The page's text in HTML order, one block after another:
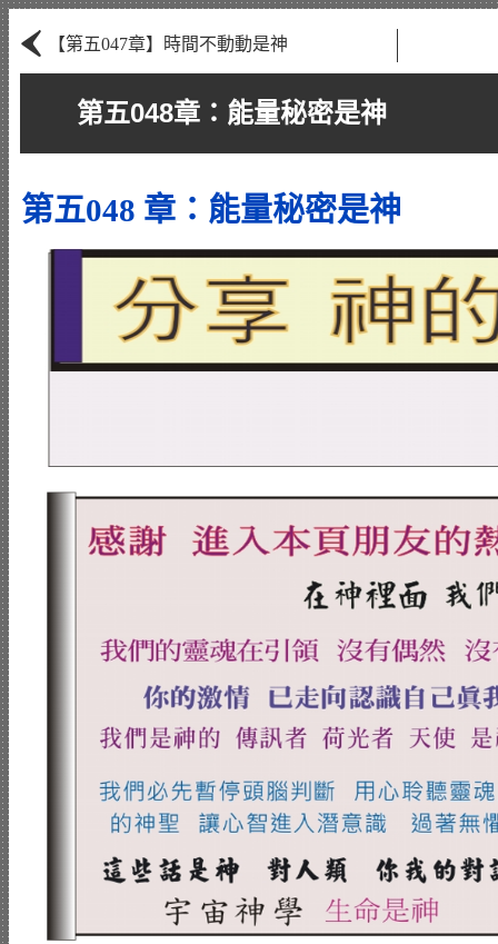
‹ 【第五047章】時間不動動是神
第五048章：能量秘密是神
第五048 章：能量秘密是神